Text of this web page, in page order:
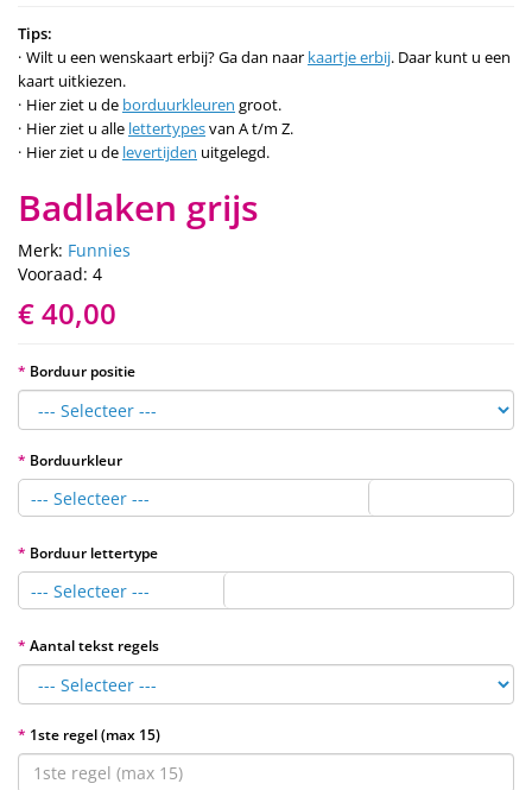
Tips:
Wilt u een wenskaart erbij? Ga dan naar kaartje erbij. Daar kunt u een
kaart uitkiezen.
Hier ziet u de borduurkleuren groot.
Hier ziet u alle lettertypesvan A t/m Z.
Hier ziet u de levertijden uitgelegd.
Badlaken grijs
Merk: Funnies
Vooraad: 4
€ 40,00
Borduur positie
Borduurkleur
--- Selecteer ---
Borduur lettertype
--- Selecteer ---
Aantal tekst regels
1ste regel (max 15)